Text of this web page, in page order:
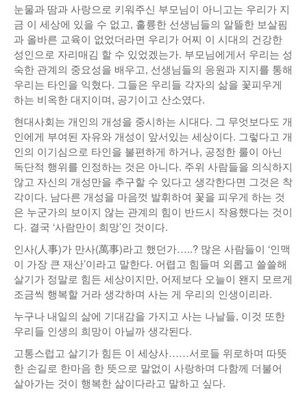
눈물과 땀과 사랑으로 키워주신 부모님이 아니고는 우리가 지
금 이 세상에 있을 수 없고, 훌륭한 선생님들의 알뜰한 보살핌
과 올바른 교육이 없었더라면 우리가 어찌 이 시대의 건강한
성인으로 자리매김 할 수 있었겠는가. 부모님에게서 우리는 성
숙한 관계의 중요성을 배우고, 선생님들의 응원과 지지를 통해
우리는 타인을 익혔다. 그들은 우리들 각자의 삶을 꽃피우게
하는 비옥한 대지이며, 공기이고 산소였다.
현대사회는 개인의 개성을 중시하는 시대다. 그 무엇보다도 개
인에게 부여된 자유와 개성이 앞서있는 세상이다. 그렇다고 개
인의 이기심으로 타인을 불편하게 하거나, 공정한 룰이 아닌
독단적 행위를 인정하는 것은 아니다. 주위 사람들을 의식하지
않고 자신의 개성만을 추구할 수 있다고 생각한다면 그것은 착
각이다. 남다른 개성을 마음껏 발휘하여 꽃을 피우게 하는 것
은 누군가의 보이지 않는 관계의 힘이 반드시 작용했다는 것이
다. 결국 ‘사람만이 희망’인 것이다.
인사(人事)가 만사(萬事)라고 했던가…..? 많은 사람들이 ‘인맥
이 가장 큰 재산’이라고 말한다. 어렵고 힘들며 외롭고 쓸쓸해
살기가 정말로 힘든 세상이지만, 어제보다 오늘이 왠지 모르게
조금씩 행복할 거라 생각하며 사는 게 우리의 인생이리라.
누구나 내일의 삶에 기대감을 가지고 사는 나날들, 이것 또한
우리들 인생의 희망이 아닐까 생각된다.
고통스럽고 살기가 힘든 이 세상사……서로들 위로하며 따뜻
한 손길로 한마음 한 뜻으로 말없이 사랑하며 다함께 더불어
살아가는 것이 행복한 삶이다라고 말하고 싶다.